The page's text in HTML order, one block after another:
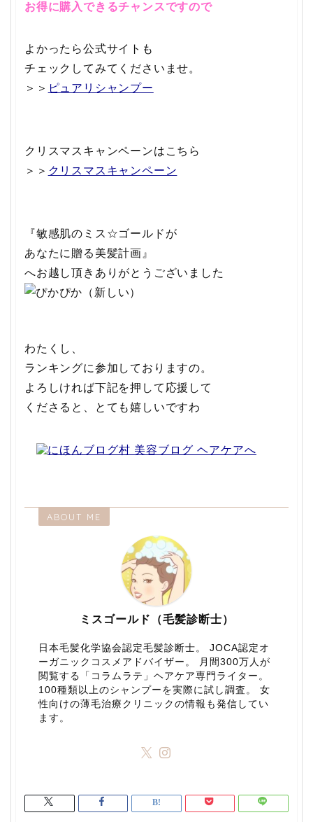
お得に購入できるチャンスですので
よかったら公式サイトも
チェックしてみてくださいませ。
＞＞ ピュアリシャンプー
クリスマスキャンペーンはこちら
＞＞ クリスマスキャンペーン
『敏感肌のミス☆ゴールドが
あなたに贈る美髪計画』
へお越し頂きありがとうございました
わたくし、
ランキングに参加しておりますの。
よろしければ下記を押して応援して
くださると、とても嬉しいですわ
ABOUT ME
ミスゴールド（毛髪診断士）
日本毛髪化学協会認定毛髪診断士。 JOCA認定オ
ーガニックコスメアドバイザー。 月間300万人が
閲覧する「コラムラテ」ヘアケア専門ライター。
100種類以上のシャンプーを実際に試し調査。 女
性向けの薄毛治療クリニックの情報も発信してい
ます。